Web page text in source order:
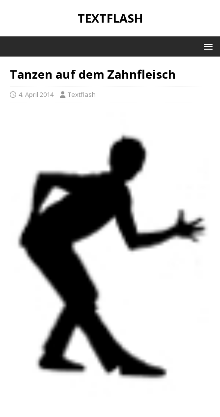
TEXTFLASH
Tanzen auf dem Zahnfleisch
4. April 2014 Textflash